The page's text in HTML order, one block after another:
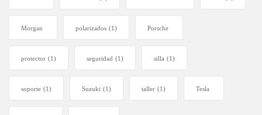
Morgan polarizados (1) Porsche
protector (1) seguridad (1) silla (1)
soporte (1) Suzuki (1) taller (1) Tesla